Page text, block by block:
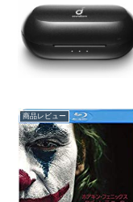
商品レビュー